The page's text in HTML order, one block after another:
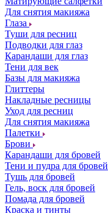
Для снятия макияжа
Глаза
Туши для ресниц
Подводки для глаз
Карандаши для глаз
Тени для век
Базы для макияжа
Глиттеры
Накладные ресницы
Уход для ресниц
Для снятия макияжа
Палетки
Брови
Карандаши для бровей
Тени и пудра для бровей
Тушь для бровей
Гель, воск для бровей
Помада для бровей
Краска и тинты